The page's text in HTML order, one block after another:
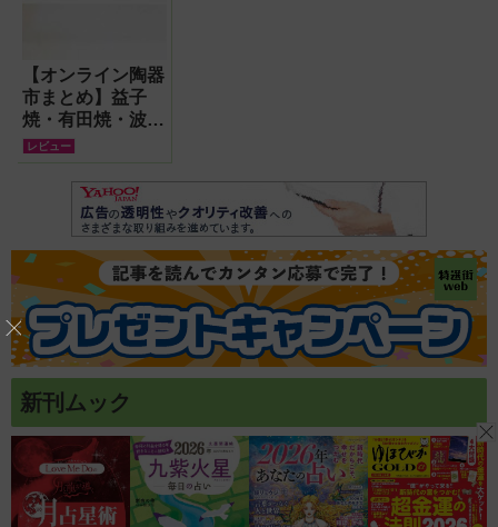
【オンライン陶器
市まとめ】益子
焼・有田焼・波佐
見焼・臼杵焼…
陶器を通販で!
レビュー
新刊ムック